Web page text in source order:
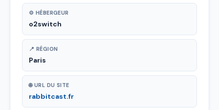
⚙ HÉBERGEUR
o2switch
📍 RÉGION
Paris
🌐 URL DU SITE
rabbitcast.fr